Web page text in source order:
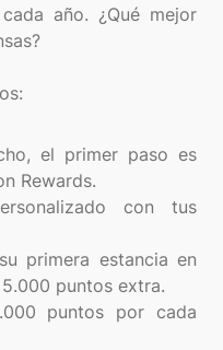
año. ¿Qué mejor
el primer paso es
Rewards.
con tus
primera estancia en
puntos extra.
puntos por cada